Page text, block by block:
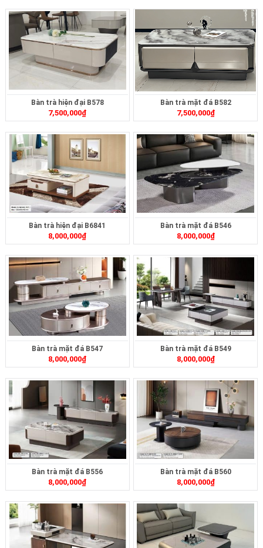
Bàn trà hiện đại B578
7,500,000₫
Bàn trà mặt đá B582
7,500,000₫
Bàn trà hiện đại B6841
8,000,000₫
Bàn trà mặt đá B546
8,000,000₫
Bàn trà mặt đá B547
8,000,000₫
Bàn trà mặt đá B549
8,000,000₫
Bàn trà mặt đá B556
8,000,000₫
Bàn trà mặt đá B560
8,000,000₫